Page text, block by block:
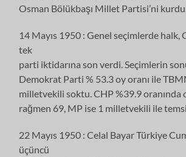
Osman Bölükbaşı Millet Partisi’ni kurdu.
14 Mayıs 1950 : Genel seçimlerde halk,
tek
parti iktidarına son verdi. Seçimlerin
Demokrat Parti % 53.3 oy oranı ile
milletvekili soktu. CHP %39.9 oranında
rağmen 69, MP ise 1 milletvekili ile
22 Mayıs 1950 : Celal Bayar Türkiye
üçüncü